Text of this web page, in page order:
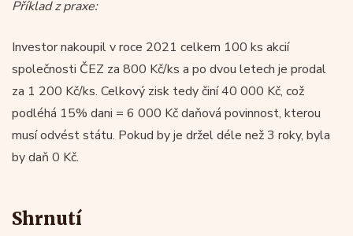
Příklad z praxe:
Investor nakoupil v roce 2021 celkem 100 ks akcií
společnosti ČEZ za 800 Kč/ks a po dvou letech je prodal
za 1 200 Kč/ks. Celkový zisk tedy činí 40 000 Kč, což
podléhá 15% dani = 6 000 Kč daňová povinnost, kterou
musí odvést státu. Pokud by je držel déle než 3 roky, byla
by daň 0 Kč.
Shrnutí